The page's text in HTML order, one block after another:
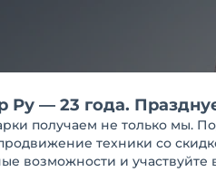
Ру — 23 года.
получаем не только мы.
техники со
возможности и участвуйте